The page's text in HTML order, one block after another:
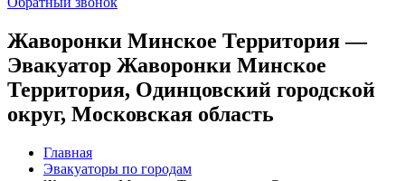
Жаворонки Минское Территория —
Эвакуатор Жаворонки Минское
Территория, Одинцовский городской
округ, Московская область
Главная
Эвакуаторы по городам